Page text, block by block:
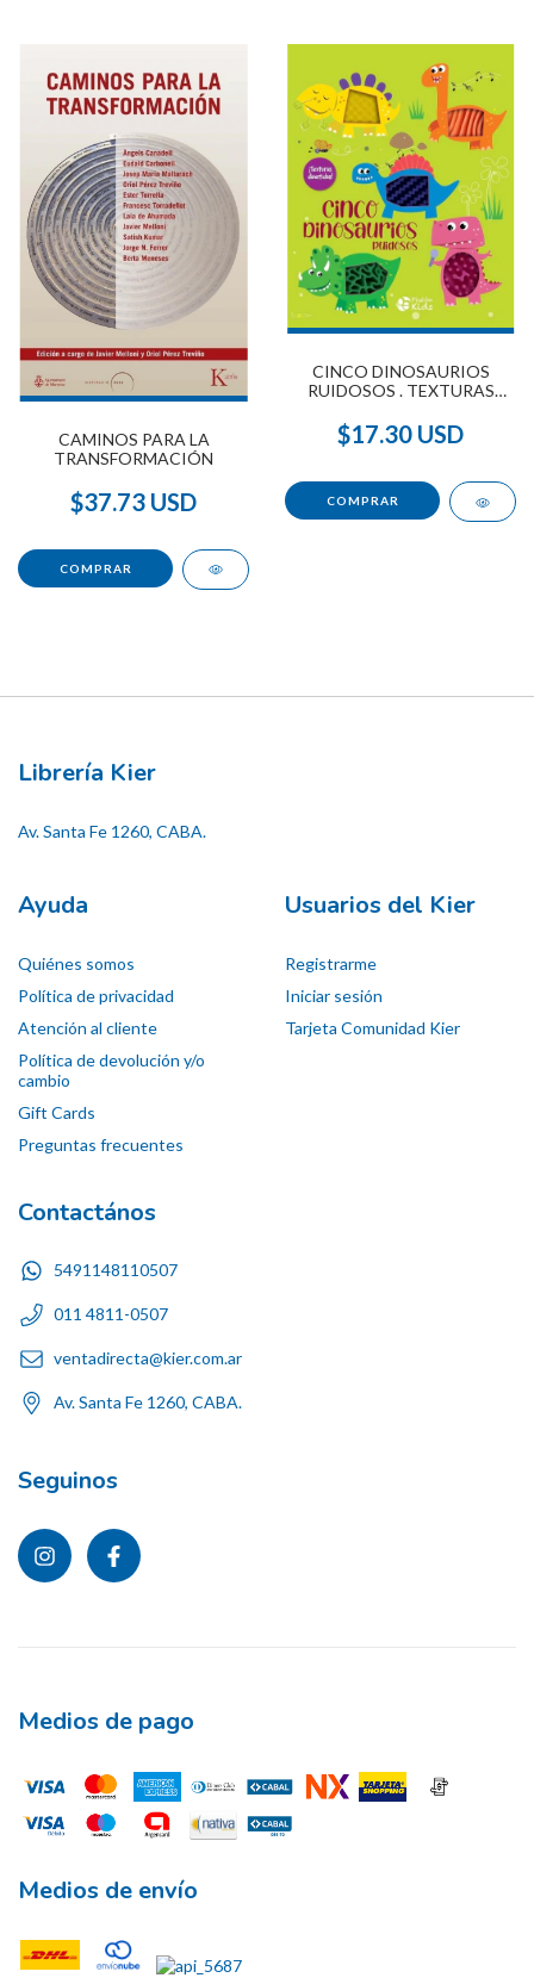
CAMINOS PARA LA
TRANSFORMACIÓN
$37.73 USD
CINCO DINOSAURIOS
RUIDOSOS . TEXTURAS
$17.30 USD
Librería Kier
Av. Santa Fe 1260, CABA.
Ayuda
Quiénes somos
Política de privacidad
Atención al cliente
Política de devolución y/o
cambio
Gift Cards
Preguntas frecuentes
Usuarios del Kier
Registrarme
Iniciar sesión
Tarjeta Comunidad Kier
Contactános
5491148110507
011 4811-0507
ventadirecta@kier.com.ar
Av. Santa Fe 1260, CABA.
Seguinos
Medios de pago
Medios de envío